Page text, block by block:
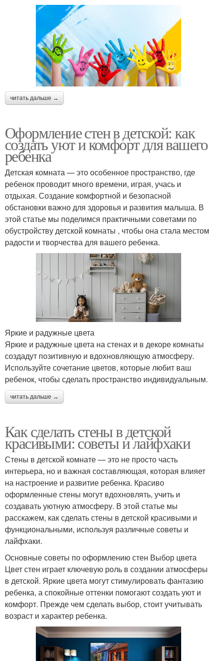
читать дальше →
Оформление стен в детской: как
создать уют и комфорт для вашего
ребенка
Детская комната — это особенное пространство, где
ребенок проводит много времени, играя, учась и
отдыхая. Создание комфортной и безопасной
обстановки важно для здоровья и развития малыша. В
этой статье мы поделимся практичными советами по
обустройству детской комнаты , чтобы она стала местом
радости и творчества для вашего ребенка.
Яркие и радужные цвета
Яркие и радужные цвета на стенах и в декоре комнаты
создадут позитивную и вдохновляющую атмосферу.
Используйте сочетание цветов, которые любит ваш
ребенок, чтобы сделать пространство индивидуальным.
читать дальше →
Как сделать стены в детской
красивыми: советы и лайфхаки
Стены в детской комнате — это не просто часть
интерьера, но и важная составляющая, которая влияет
на настроение и развитие ребенка. Красиво
оформленные стены могут вдохновлять, учить и
создавать уютную атмосферу. В этой статье мы
расскажем, как сделать стены в детской красивыми и
функциональными, используя различные советы и
лайфхаки.
Основные советы по оформлению стен Выбор цвета
Цвет стен играет ключевую роль в создании атмосферы
в детской. Яркие цвета могут стимулировать фантазию
ребенка, а спокойные оттенки помогают создать уют и
комфорт. Прежде чем сделать выбор, стоит учитывать
возраст и характер ребенка.